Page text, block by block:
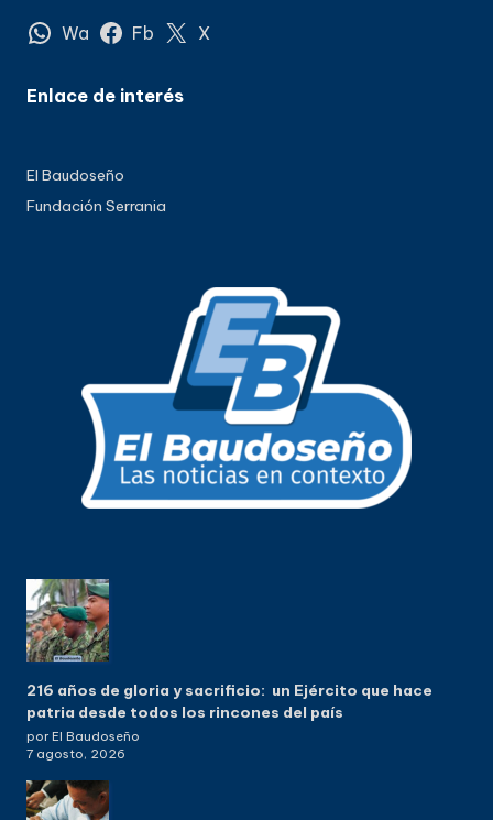
Wa Fb X
Enlace de interés
El Baudoseño
Fundación Serrania
216 años de gloria y sacrificio: un Ejército que hace
patria desde todos los rincones del país
por El Baudoseño
7 agosto, 2026